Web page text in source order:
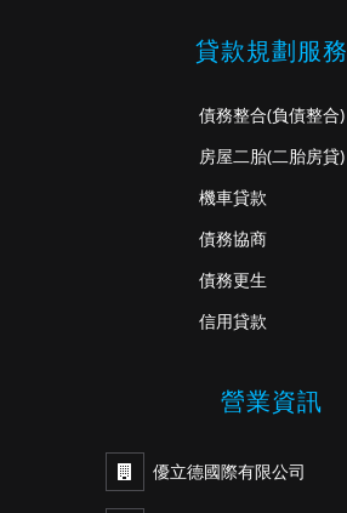
貸款規劃服務
債務整合(負債整合)
房屋二胎(二胎房貸)
機車貸款
債務協商
債務更生
信用貸款
營業資訊
優立德國際有限公司